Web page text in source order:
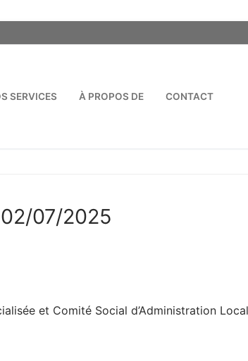
SERVICES À PROPOS DE CONTACT
07/2025
et Comité Social d’Administration Local